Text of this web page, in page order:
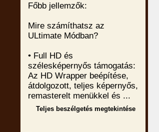
Főbb jellemzők:
Mire számíthatsz az
ULtimate Módban?
• Full HD és
szélesképernyős támogatás:
Az HD Wrapper beépítése,
átdolgozott, teljes képernyős,
remasterelt menükkel és ...
Teljes beszélgetés megtekintése